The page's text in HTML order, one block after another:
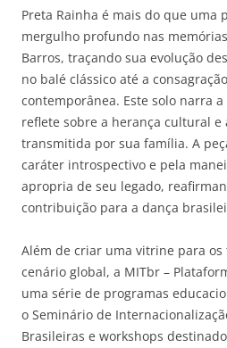
Preta Rainha é mais do que uma
mergulho profundo nas
Barros, traçando sua evolução
no balé clássico até a
contemporânea. Este solo narra
reflete sobre a herança cultural
transmitida por sua família. A
caráter introspectivo e pela
apropria de seu legado,
contribuição para a dança
Além de criar uma vitrine para
cenário global, a MITbr –
uma série de programas
o Seminário de
Brasileiras e workshops